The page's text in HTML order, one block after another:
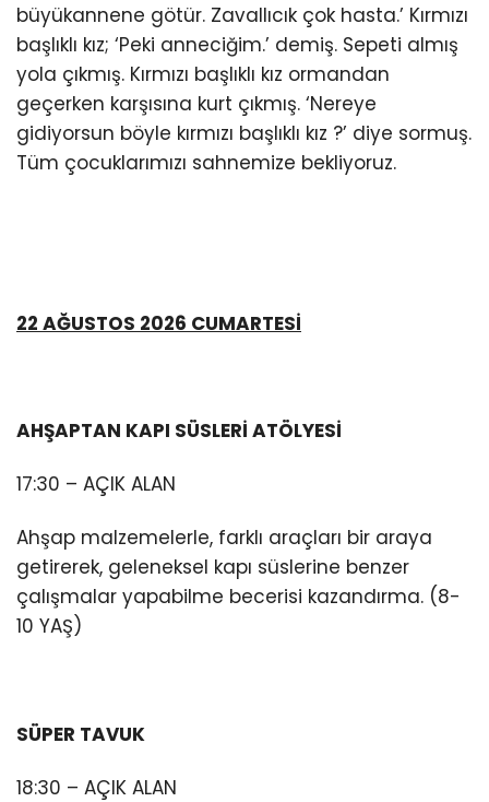
büyükannene götür. Zavallıcık çok hasta.’ Kırmızı
başlıklı kız; ‘Peki anneciğim.’ demiş. Sepeti almış
yola çıkmış. Kırmızı başlıklı kız ormandan
geçerken karşısına kurt çıkmış. ‘Nereye
gidiyorsun böyle kırmızı başlıklı kız ?’ diye sormuş.
Tüm çocuklarımızı sahnemize bekliyoruz.
22 AĞUSTOS 2026 CUMARTESİ
AHŞAPTAN KAPI SÜSLERİ ATÖLYESİ
17:30 – AÇIK ALAN
Ahşap malzemelerle, farklı araçları bir araya
getirerek, geleneksel kapı süslerine benzer
çalışmalar yapabilme becerisi kazandırma. (8-
10 YAŞ)
SÜPER TAVUK
18:30 – AÇIK ALAN